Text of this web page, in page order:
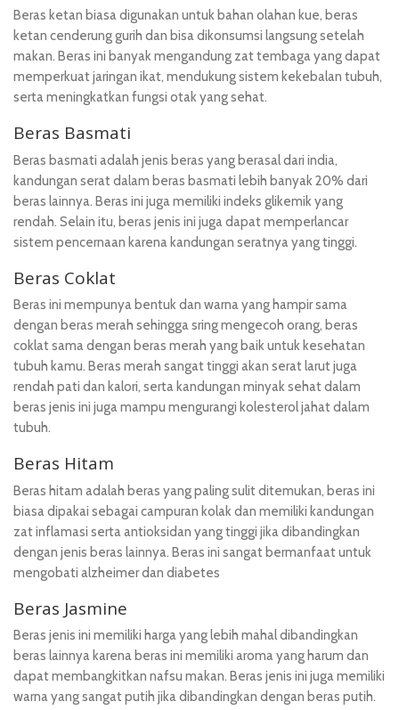
Beras ketan biasa digunakan untuk bahan olahan kue, beras
ketan cenderung gurih dan bisa dikonsumsi langsung setelah
makan. Beras ini banyak mengandung zat tembaga yang dapat
memperkuat jaringan ikat, mendukung sistem kekebalan tubuh,
serta meningkatkan fungsi otak yang sehat.
Beras Basmati
Beras basmati adalah jenis beras yang berasal dari india,
kandungan serat dalam beras basmati lebih banyak 20% dari
beras lainnya. Beras ini juga memiliki indeks glikemik yang
rendah. Selain itu, beras jenis ini juga dapat memperlancar
sistem pencernaan karena kandungan seratnya yang tinggi.
Beras Coklat
Beras ini mempunya bentuk dan warna yang hampir sama
dengan beras merah sehingga sring mengecoh orang, beras
coklat sama dengan beras merah yang baik untuk kesehatan
tubuh kamu. Beras merah sangat tinggi akan serat larut juga
rendah pati dan kalori, serta kandungan minyak sehat dalam
beras jenis ini juga mampu mengurangi kolesterol jahat dalam
tubuh.
Beras Hitam
Beras hitam adalah beras yang paling sulit ditemukan, beras ini
biasa dipakai sebagai campuran kolak dan memiliki kandungan
zat inflamasi serta antioksidan yang tinggi jika dibandingkan
dengan jenis beras lainnya. Beras ini sangat bermanfaat untuk
mengobati alzheimer dan diabetes
Beras Jasmine
Beras jenis ini memiliki harga yang lebih mahal dibandingkan
beras lainnya karena beras ini memiliki aroma yang harum dan
dapat membangkitkan nafsu makan. Beras jenis ini juga memiliki
warna yang sangat putih jika dibandingkan dengan beras putih.